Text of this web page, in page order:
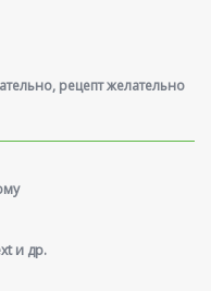
рецепт желательно
и др.